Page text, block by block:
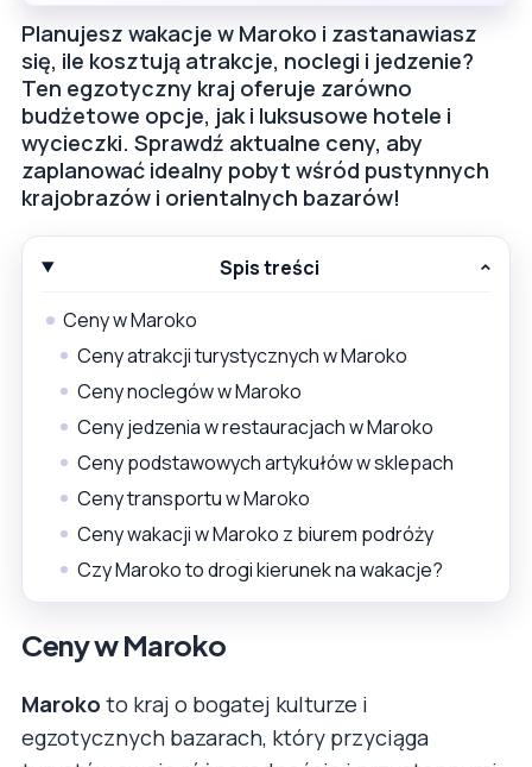
Planujesz wakacje w Maroko i zastanawiasz
się, ile kosztują atrakcje, noclegi i jedzenie?
Ten egzotyczny kraj oferuje zarówno
budżetowe opcje, jak i luksusowe hotele i
wycieczki. Sprawdź aktualne ceny, aby
zaplanować idealny pobyt wśród pustynnych
krajobrazów i orientalnych bazarów!
Spis treści
Ceny w Maroko
Ceny atrakcji turystycznych w Maroko
Ceny noclegów w Maroko
Ceny jedzenia w restauracjach w Maroko
Ceny podstawowych artykułów w sklepach
Ceny transportu w Maroko
Ceny wakacji w Maroko z biurem podróży
Czy Maroko to drogi kierunek na wakacje?
Ceny w Maroko
Maroko to kraj o bogatej kulturze i
egzotycznych bazarach, który przyciąga